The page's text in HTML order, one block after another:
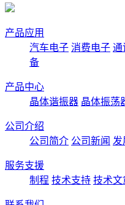
产品应用
汽车电子 消费电子 通
备
产品中心
晶体谐振器 晶体振荡
公司介绍
公司简介 公司新闻 发
服务支援
制程 技术支持 技术文